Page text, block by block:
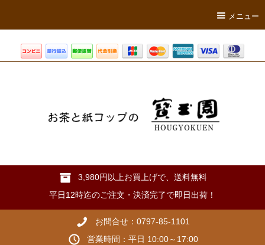
メニュー
3,980円以上お買上げで、送料無料
平日12時迄のご注文・決済完了で即日出荷！
お問合せ：0797-85-1101
営業時間：平日 10:00～17:00